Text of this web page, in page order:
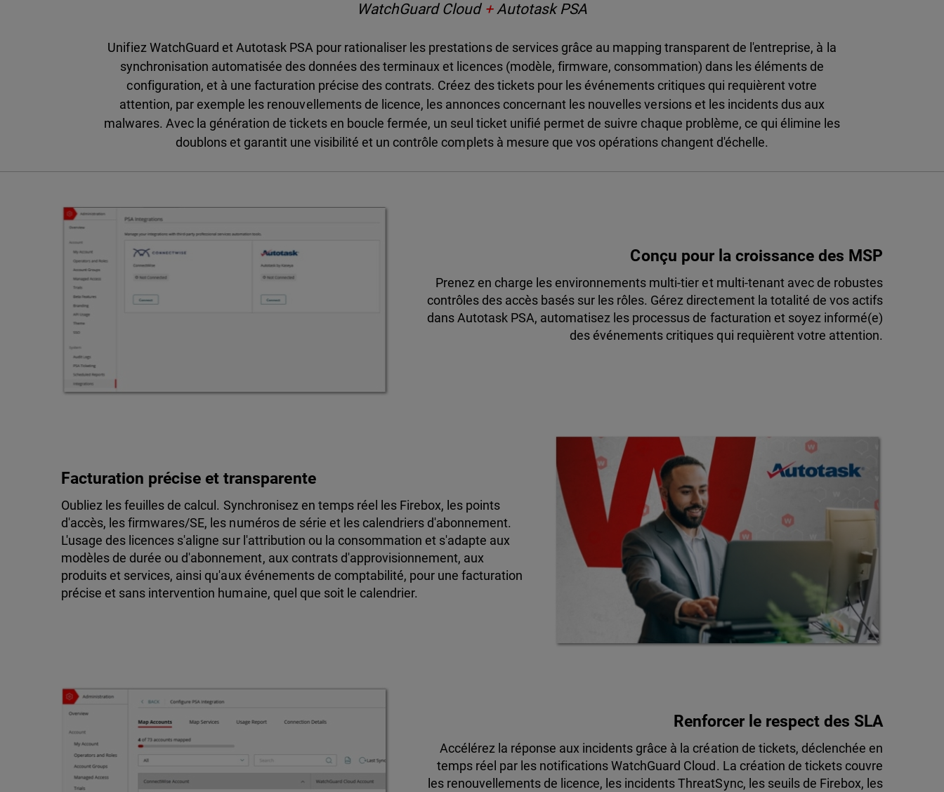
WatchGuard Cloud +Autotask PSA
Unifiez WatchGuard et Autotask PSA pour rationaliser les prestations de services grâce au mapping transparent de l'entreprise, à la
synchronisation automatisée des données des terminaux et licences (modèle, firmware, consommation) dans les éléments de
configuration, et à une facturation précise des contrats. Créez des tickets pour les événements critiques qui requièrent votre
attention, par exemple les renouvellements de licence, les annonces concernant les nouvelles versions et les incidents dus aux
malwares. Avec la génération de tickets en boucle fermée, un seul ticket unifié permet de suivre chaque problème, ce qui élimine les
doublons et garantit une visibilité et un contrôle complets à mesure que vos opérations changent d'échelle.
Conçu pour la croissance des MSP
Prenez en charge les environnements multi-tier et multi-tenant avec de robustes
contrôles des accès basés sur les rôles. Gérez directement la totalité de vos actifs
dans Autotask PSA, automatisez les processus de facturation et soyez informé(e)
des événements critiques qui requièrent votre attention.
Facturation précise et transparente
Oubliez les feuilles de calcul. Synchronisez en temps réel les Firebox, les points
d'accès, les firmwares/SE, les numéros de série et les calendriers d'abonnement.
L'usage des licences s'aligne sur l'attribution ou la consommation et s'adapte aux
modèles de durée ou d'abonnement, aux contrats d'approvisionnement, aux
produits et services, ainsi qu'aux événements de comptabilité, pour une facturation
précise et sans intervention humaine, quel que soit le calendrier.
Renforcer le respect des SLA
Accélérez la réponse aux incidents grâce à la création de tickets, déclenchée en
temps réel par les notifications WatchGuard Cloud. La création de tickets couvre
les renouvellements de licence, les incidents ThreatSync, les seuils de Firebox, les